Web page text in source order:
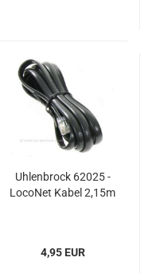
Uhlenbrock 62025 -
LocoNet Kabel 2,15m
4,95 EUR